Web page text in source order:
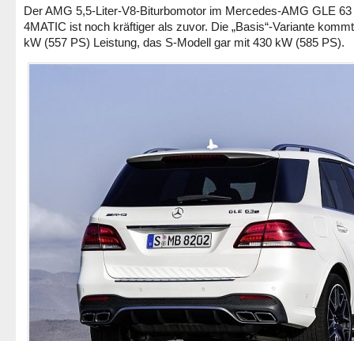
Der AMG 5,5-Liter-V8-Biturbomotor im Mercedes-AMG GLE 63
4MATIC ist noch kräftiger als zuvor. Die „Basis“-Variante
kW (557 PS) Leistung, das S-Modell gar mit 430 kW (585 PS).